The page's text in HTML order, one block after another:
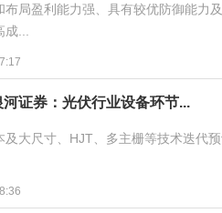
布局盈利能力强、具有较优防御能力
...
证券：光伏行业设备环节...
及大尺寸、HJT、多主栅等技术迭代